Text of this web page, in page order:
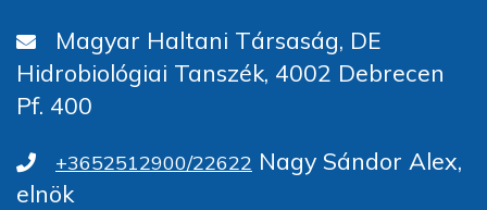
Magyar Haltani Társaság, DE
Hidrobiológiai Tanszék, 4002 Debrecen
Pf. 400
+3652512900/22622 Nagy Sándor Alex,
elnök